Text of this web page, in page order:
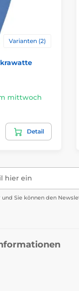
Varianten (2)
mittwoch
Detail
hier ein
und Sie können den